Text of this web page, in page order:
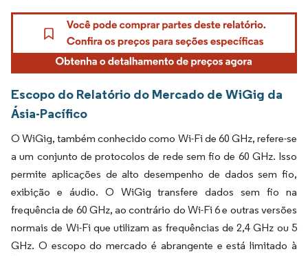
Escopo do Relatório do Mercado de WiGig da
Ásia-Pacífico
O WiGig, também conhecido como Wi-Fi de 60 GHz, refere-se
a um conjunto de protocolos de rede sem fio de 60 GHz. Isso
permite aplicações de alto desempenho de dados sem fio,
exibição e áudio. O WiGig transfere dados sem fio na
frequência de 60 GHz, ao contrário do Wi-Fi 6 e outras versões
normais de Wi-Fi que utilizam as frequências de 2,4 GHz ou 5
GHz. O escopo do mercado é abrangente e está limitado à